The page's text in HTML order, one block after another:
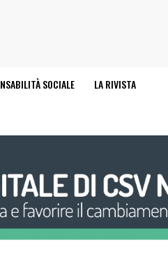
SOCIALE LA RIVISTA